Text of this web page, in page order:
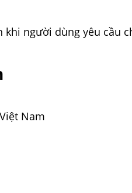
người dùng yêu cầu
Nam